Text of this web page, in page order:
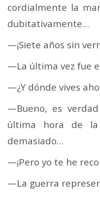
cordialmente la
dubitativamente…
—¡Siete años sin
—La última vez fue
—¿Y dónde vives
—Bueno, es
última hora de
demasiado…
—¡Pero yo te he
—La guerra